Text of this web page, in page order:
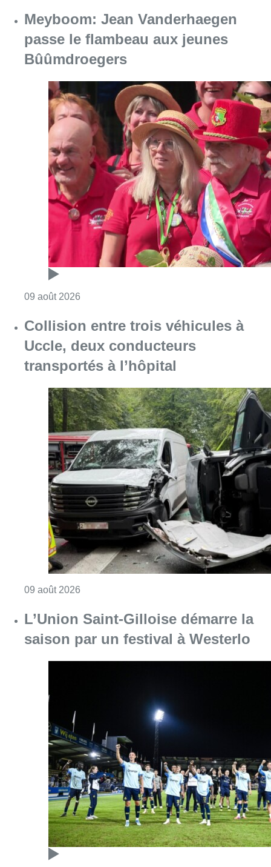
Meyboom: Jean Vanderhaegen
passe le flambeau aux jeunes
Bûûmdroegers
09 août 2026
Collision entre trois véhicules à
Uccle, deux conducteurs
transportés à l’hôpital
09 août 2026
L’Union Saint-Gilloise démarre la
saison par un festival à Westerlo